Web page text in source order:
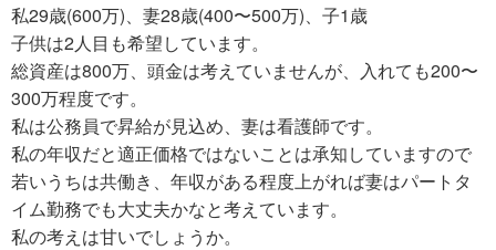
私29歳(600万)、妻28歳(400〜500万)、子1歳
子供は2人目も希望しています。
総資産は800万、頭金は考えていませんが、入れても200〜
300万程度です。
私は公務員で昇給が見込め、妻は看護師です。
私の年収だと適正価格ではないことは承知していますので
若いうちは共働き、年収がある程度上がれば妻はパートタ
イム勤務でも大丈夫かなと考えています。
私の考えは甘いでしょうか。